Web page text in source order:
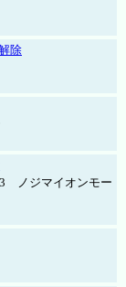
除
3 ノジマイオンモー